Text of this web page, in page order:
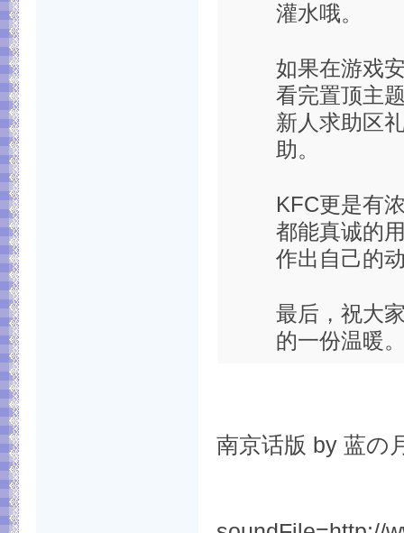
灌水哦。
如果在游戏
看完置顶主
新人求助区
助。
KFC更是有
都能真诚的
作出自己的
最后，祝大
的一份温暖
南京话版 by 蓝の